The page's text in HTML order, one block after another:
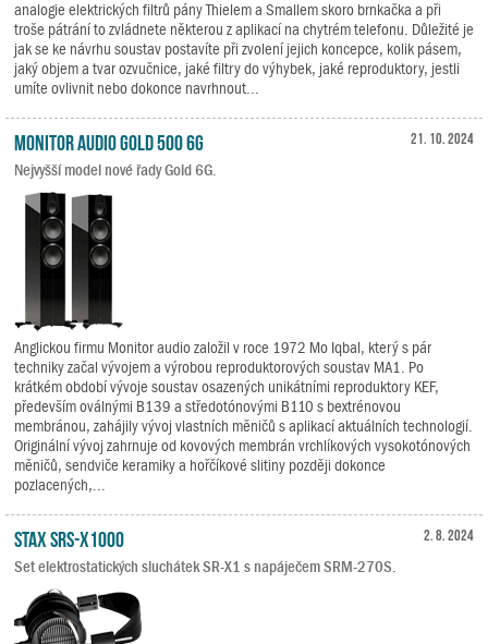
analogie elektrických filtrů pány Thielem a Smallem skoro brnkačka a při
troše pátrání to zvládnete některou z aplikací na chytrém telefonu. Důležité je
jak se ke návrhu soustav postavíte při zvolení jejich koncepce, kolik pásem,
jaký objem a tvar ozvučnice, jaké filtry do výhybek, jaké reproduktory, jestli
umíte ovlivnit nebo dokonce navrhnout...
21. 10. 2024
Monitor Audio Gold 500 6G
Nejvyšší model nové řady Gold 6G.
Anglickou firmu Monitor audio založil v roce 1972 Mo Iqbal, který s pár
techniky začal vývojem a výrobou reproduktorových soustav MA1. Po
krátkém období vývoje soustav osazených unikátními reproduktory KEF,
především oválnými B139 a středotónovými B110 s bextrénovou
membránou, zahájily vývoj vlastních měničů s aplikací aktuálních technologií.
Originální vývoj zahrnuje od kovových membrán vrchlíkových vysokotónových
měničů, sendviče keramiky a hořčíkové slitiny později dokonce
pozlacených,...
2. 8. 2024
STAX SRS-X1000
Set elektrostatických sluchátek SR-X1 s napáječem SRM-270S.